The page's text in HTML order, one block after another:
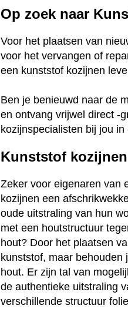
Op zoek naar
Voor het plaatsen van
voor het vervangen of
een kunststof kozijnen
Ben je benieuwd naar de
en ontvang vrijwel direct -
kozijnspecialisten bij jou in
Kunststof
Zeker voor eigenaren van
kozijnen een
oude uitstraling van hun
met een houtstructuur
hout? Door het plaatsen
kunststof, maar behouden
hout. Er zijn tal van
de authentieke uitstraling
verschillende structuur